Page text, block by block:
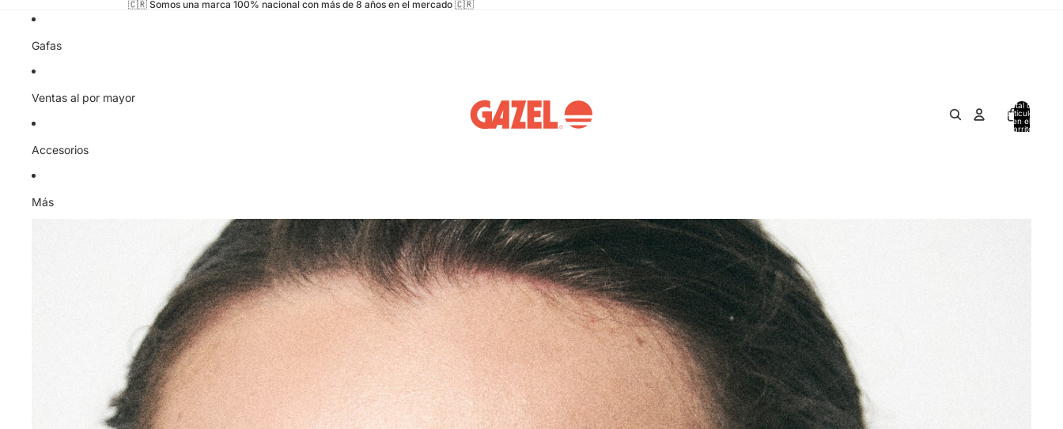
🇨🇷 Somos una marca 100% nacional con más de 8 años en el mercado 🇨🇷
Gafas
Ventas al por mayor
Accesorios
Más
Total de
artículos
en el
carrito: